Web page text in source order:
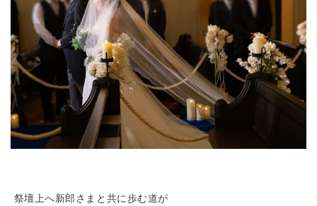
祭壇上へ新郎さまと 共に歩む道が